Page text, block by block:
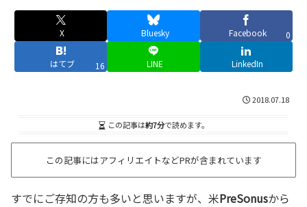
X Bluesky Facebook 0
はてブ 16 LINE LinkedIn
2018.07.18
この記事は約7分で読めます。
この記事にはアフィリエイトなどPRが含まれています
すでにご存知の方も多いと思いますが、米PreSonusから